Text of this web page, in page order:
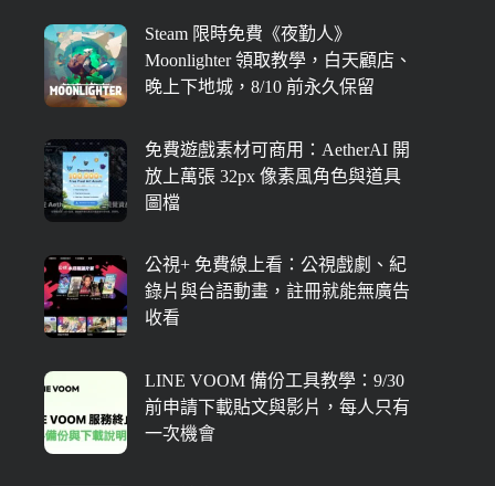
Steam 限時免費《夜勤人》
Moonlighter 領取教學，白天顧店、
晚上下地城，8/10 前永久保留
免費遊戲素材可商用：AetherAI 開
放上萬張 32px 像素風角色與道具
圖檔
公視+ 免費線上看：公視戲劇、紀
錄片與台語動畫，註冊就能無廣告
收看
LINE VOOM 備份工具教學：9/30
前申請下載貼文與影片，每人只有
一次機會